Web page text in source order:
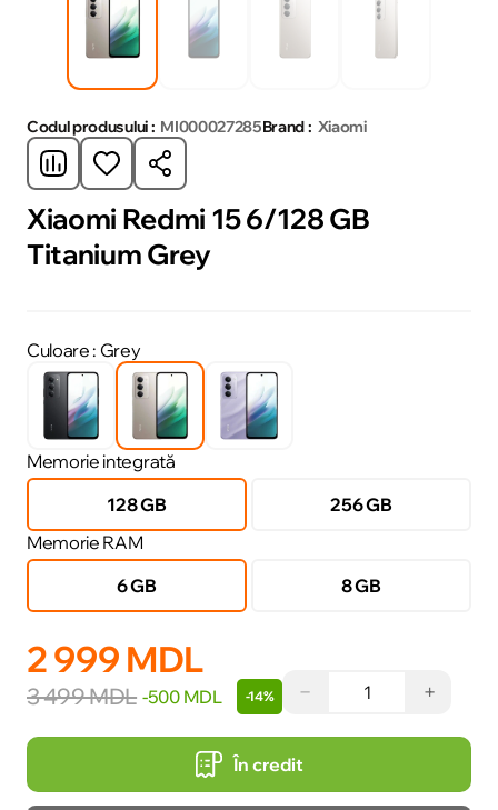
Codul produsului : MI000027285Brand : Xiaomi
Xiaomi Redmi 15 6/128 GB
Titanium Grey
Culoare : Grey
Memorie integrată
128 GB
256 GB
Memorie RAM
6 GB
8 GB
2 999 MDL
3 499 MDL -500 MDL -14% − +
În credit